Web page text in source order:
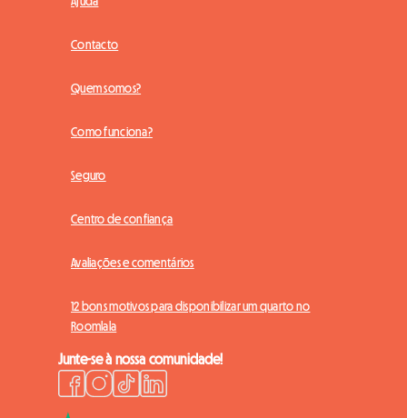
Contacto
Quem somos?
Como funciona?
Seguro
Centro de confiança
Avaliações e comentários
12 bons motivos para disponibilizar um quarto no
Roomlala
Junte-se à nossa comunidade!